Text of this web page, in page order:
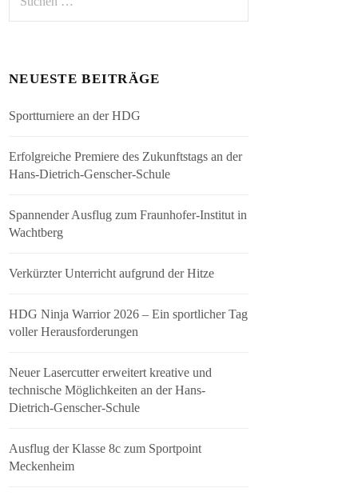
nach:
NEUESTE BEITRÄGE
Sportturniere an der HDG
Erfolgreiche Premiere des Zukunftstags an der
Hans-Dietrich-Genscher-Schule
Spannender Ausflug zum Fraunhofer-Institut in
Wachtberg
Verkürzter Unterricht aufgrund der Hitze
HDG Ninja Warrior 2026 – Ein sportlicher Tag
voller Herausforderungen
Neuer Lasercutter erweitert kreative und
technische Möglichkeiten an der Hans-
Dietrich-Genscher-Schule
Ausflug der Klasse 8c zum Sportpoint
Meckenheim